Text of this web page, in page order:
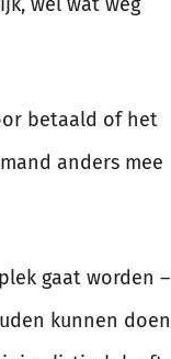
betaald of het
anders mee
gaat worden –
kunnen doen